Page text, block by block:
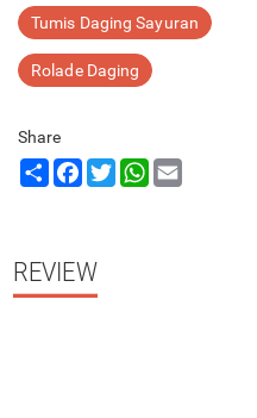
Tumis Daging Sayuran
Rolade Daging
Share
ShareFacebook
TwitterWhatsApp
REVIEW